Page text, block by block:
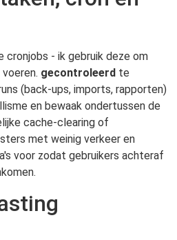
- ik gebruik deze om
gecontroleerd te
(back-ups, imports, rapporten)
en bewaak ondertussen de
cache-clearing of
met weinig verkeer en
voor zodat gebruikers achteraf